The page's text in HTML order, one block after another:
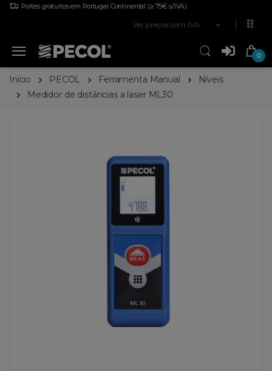
Portes gratuitos em Portugal Continental (≥ 75€ s/IVA)
Ver preços com IVA
0
Início PECOL Ferramenta Manual
Níveis
Medidor de distâncias a laser ML30